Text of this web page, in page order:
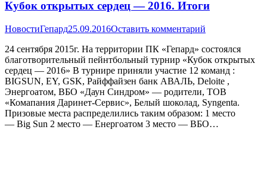
Кубок открытых сердец — 2016. Итоги
НовостиГепард25.09.2016Оставить комментарий
24 сентября 2015г. На территории ПК «Гепард» состоялся
благотворительный пейнтбольный турнир «Кубок открытых
сердец — 2016» В турнире приняли участие 12 команд :
BIGSUN, EY, GSK, Райффайзен банк АВАЛЬ, Deloite ,
Энергоатом, ВБО «Даун Синдром» — родители, ТОВ
«Комапания Даринет-Сервис», Белый шоколад, Syngenta.
Призовые места распределились таким образом: 1 место
— Big Sun 2 место — Енергоатом 3 место — ВБО…